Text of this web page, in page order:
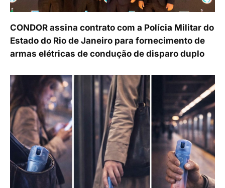
CONDOR assina contrato com a Polícia Militar do
Estado do Rio de Janeiro para fornecimento de
armas elétricas de condução de disparo duplo